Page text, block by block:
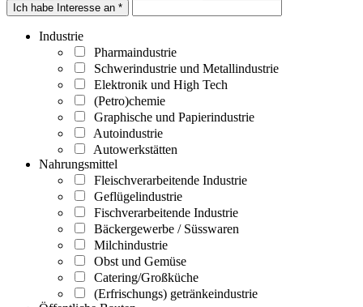
Ich habe Interesse an *
Industrie
Pharmaindustrie
Schwerindustrie und Metallindustrie
Elektronik und High Tech
(Petro)chemie
Graphische und Papierindustrie
Autoindustrie
Autowerkstätten
Nahrungsmittel
Fleischverarbeitende Industrie
Geflügelindustrie
Fischverarbeitende Industrie
Bäckergewerbe / Süsswaren
Milchindustrie
Obst und Gemüse
Catering/Großküche
(Erfrischungs) getränkeindustrie